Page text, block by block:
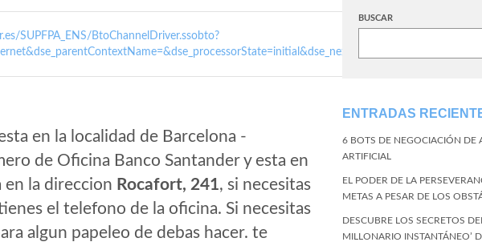
SUPFPA_ENS/BtoChannelDriver.ssobto?
en la localidad de Barcelona -
de Oficina Banco Santander y esta en
en la direccion Rocafort, 241, si necesitas
el telefono de la oficina. Si necesitas
algun papeleo de debas hacer. te
BUSCAR
ENTRADAS
6 BOTS DE NEGOCIACIÓN DE
ARTIFICIAL
EL PODER DE LA
METAS A PESAR DE LOS
DESCUBRE LOS SECRETOS
MILLONARIO INSTANTÁNEO’